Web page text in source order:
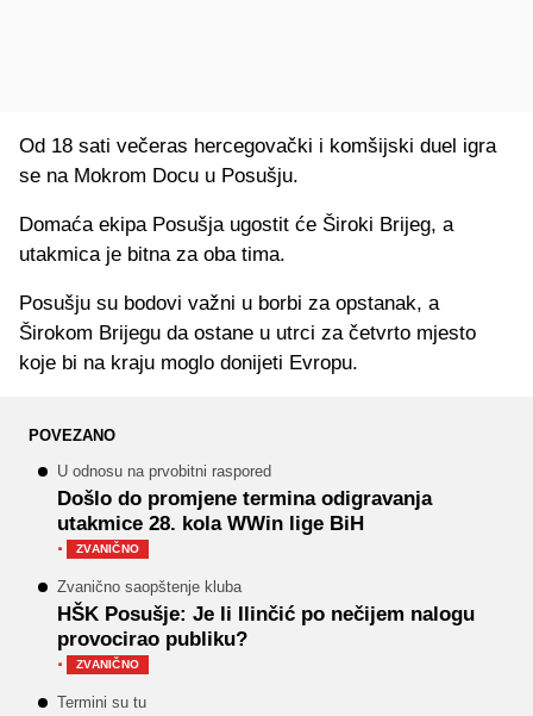
Od 18 sati večeras hercegovački i komšijski duel igra
se na Mokrom Docu u Posušju.
Domaća ekipa Posušja ugostit će Široki Brijeg, a
utakmica je bitna za oba tima.
Posušju su bodovi važni u borbi za opstanak, a
Širokom Brijegu da ostane u utrci za četvrto mjesto
koje bi na kraju moglo donijeti Evropu.
POVEZANO
U odnosu na prvobitni raspored
Došlo do promjene termina odigravanja
utakmice 28. kola WWin lige BiH
· ZVANIČNO
Zvanično saopštenje kluba
HŠK Posušje: Je li Ilinčić po nečijem nalogu
provocirao publiku?
· ZVANIČNO
Termini su tu